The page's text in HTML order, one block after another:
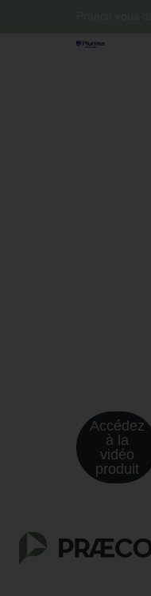
Accédez
à la
vidéo
produit